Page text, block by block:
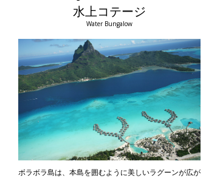
水上コテージ
Water Bungalow
ボラボラ島は、本島を囲むように美しいラグーンが広が